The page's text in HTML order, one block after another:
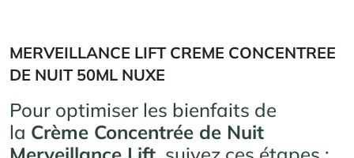
MERVEILLANCE LIFT CREME CONCENTREE
DE NUIT 50ML NUXE
Pour optimiser les bienfaits de
la Crème Concentrée de Nuit